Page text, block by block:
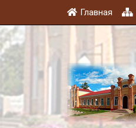
Главная